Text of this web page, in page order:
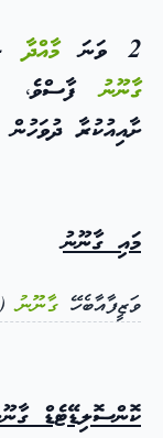
2 ވަނަ މާއްދާ-
ގާނޫނުފާސްވެ،
ށާއިއުކުރާ ދުވަހުން
މައި ގާނޫނު
ވަޒީފާއާބެހޭ ގާނޫނު
ކޮންސޮލިޑޭޓެޑް